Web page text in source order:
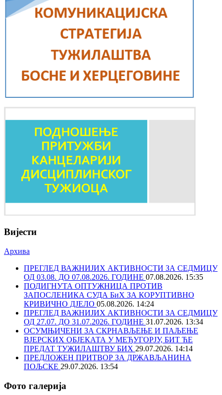
Вијести
Архива
ПРЕГЛЕД ВАЖНИЈИХ АКТИВНОСТИ ЗА СЕДМИЦУ
ОД 03.08. ДО 07.08.2026. ГОДИНЕ 07.08.2026. 15:35
ПОДИГНУТА ОПТУЖНИЦА ПРОТИВ
ЗАПОСЛЕНИКА СУДА БиХ ЗА КОРУПТИВНО
КРИВИЧНО ДЈЕЛО 05.08.2026. 14:24
ПРЕГЛЕД ВАЖНИЈИХ АКТИВНОСТИ ЗА СЕДМИЦУ
ОД 27.07. ДО 31.07.2026. ГОДИНЕ 31.07.2026. 13:34
ОСУМЊИЧЕНИ ЗА СКРНАВЉЕЊЕ И ПАЉЕЊЕ
ВЈЕРСКИХ ОБЈЕКАТА У МЕЂУГОРЈУ, БИТ ЋЕ
ПРЕДАТ ТУЖИЛАШТВУ БИХ 29.07.2026. 14:14
ПРЕДЛОЖЕН ПРИТВОР ЗА ДРЖАВЉАНИНА
ПОЉСКЕ 29.07.2026. 13:54
Фото галерија